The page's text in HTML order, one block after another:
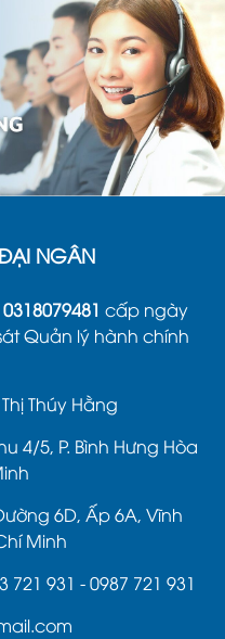
NGÂN
0318079481 cấp ngày
Quản lý hành chính
Thúy Hằng
4/5, P. Bình Hưng Hòa
6D, Ấp 6A, Vĩnh
Minh
721 931 - 0987 721 931